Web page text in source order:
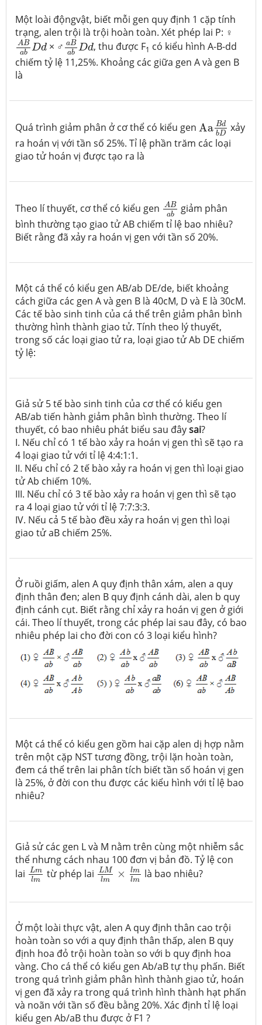
Một loài độngvật, biết mỗi gen quy định 1 cặp tính
trạng, alen trội là trội hoàn toàn. Xét phép lai P: ♀
AB
ab Dd
ABabDd
× ♂ aB
ab Dd
aBabDd
, thu được F1 có kiểu hình A-B-dd
chiếm tỷ lệ 11,25%. Khoảng các giữa gen A và gen B
là
Quá trình giảm phân ở cơ thể có kiểu gen Aa Bd
bD
Aa Bd D
xảy
ra hoán vị với tần số 25%. Tỉ lệ phần trăm các loại
giao tử hoán vị được tạo ra là
Theo lí thuyết, cơ thể có kiểu gen AB
ab
ABa b
giảm phân
bình thường tạo giao tử AB chiếm tỉ lệ bao nhiêu?
Biết rằng đã xảy ra hoán vị gen với tần số 20%.
Một cá thể có kiểu gen AB/ab DE/de, biết khoảng
cách giữa các gen A và gen B là 40cM, D và E là 30cM.
Các tế bào sinh tinh của cá thể trên giảm phân bình
thường hình thành giao tử. Tính theo lý thuyết,
trong số các loại giao tử ra, loại giao tử Ab DE chiếm
tỷ lệ:
Giả sử 5 tế bào sinh tinh của cơ thể có kiểu gen
AB/ab tiến hành giảm phân bình thường. Theo lí
thuyết, có bao nhiêu phát biểu sau đâysai?
I. Nếu chỉ có 1 tế bào xảy ra hoán vị gen thì sẽ tạo ra
4 loại giao tử với tỉ lệ 4:4:1:1.
II. Nếu chỉ có 2 tế bào xảy ra hoán vị gen thì loại giao
tử Ab chiếm 10%.
III. Nếu chỉ có 3 tế bào xảy ra hoán vị gen thì sẽ tạo
ra 4 loại giao tử với tỉ lệ 7:7:3:3.
IV. Nếu cả 5 tế bào đều xảy ra hoán vị gen thì loại
giao tử aB chiếm 25%.
Ở ruồi giấm, alen A quy định thân xám, alen a quy
định thân đen; alen B quy định cánh dài, alen b quy
định cánh cụt. Biết rằng chỉ xảy ra hoán vị gen ở giới
cái. Theo lí thuyết, trong các phép lai sau đây, có bao
nhiêu phép lai cho đời con có 3 loại kiểu hình?
Một cá thể có kiểu gen gồm hai cặp alen dị hợp nằm
trên một cặp NST tương đồng, trội lặn hoàn toàn,
đem cá thể trên lai phân tích biết tần số hoán vị gen
là 25%, ở đời con thu được các kiểu hình với tỉ lệ bao
nhiêu?
Giả sử các gen L và M nằm trên cùng một nhiễm sắc
thể nhưng cách nhau 100 đơn vị bản đồ. Tỷ lệ con
lai
Lm
lm
Lmlm
từ phép lai LM
lm × lm
lm
LMlm×lmlm
là bao nhiêu?
Ở một loài thực vật, alen A quy định thân cao trội
hoàn toàn so với a quy định thân thấp, alen B quy
định hoa đỏ trội hoàn toàn so với b quy định hoa
vàng. Cho cá thể có kiểu gen Ab/aB tự thụ phấn. Biết
trong quá trình giảm phân hình thành giao tử, hoán
vị gen đã xảy ra trong quá trình hình thành hạt phấn
và noãn với tần số đều bằng 20%. Xác định tỉ lệ loại
kiểu gen Ab/aB thu được ở F1 ?